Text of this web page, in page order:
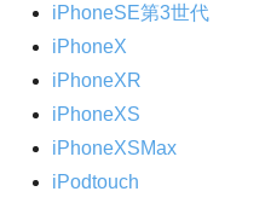
iPhoneSE第3世代
iPhoneX
iPhoneXR
iPhoneXS
iPhoneXSMax
iPodtouch